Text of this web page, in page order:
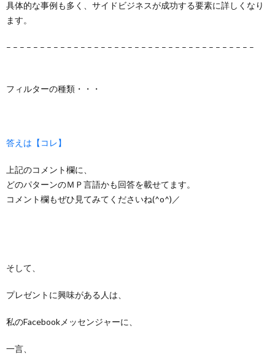
具体的な事例も多く、サイドビジネスが成功する要素に詳しくなり
ます。
– – – – – – – – – – – – – – – – – – – – – – – – – – – – – – – – – – – – –
フィルターの種類・・・
答えは【コレ】
上記のコメント欄に、
どのパターンのＭＰ言語かも回答を載せてます。
コメント欄もぜひ見てみてくださいね(^o^)／
そして、
プレゼントに興味がある人は、
私のFacebookメッセンジャーに、
一言、